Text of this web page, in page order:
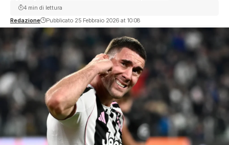
Redazione Pubblicato 25 Febbraio 2026 at 10:08
4 min di lettura